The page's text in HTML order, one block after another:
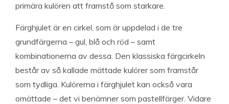
primära kulören att framstå som starkare.
Färghjulet är en cirkel, som är uppdelad i de tre
grundfärgerna – gul, blå och röd – samt
kombinationerna av dessa. Den klassiska färgcirkeln
består av så kallade mättade kulörer som framstår
som tydliga. Kulörerna i färghjulet kan också vara
omättade – det vi benämner som pastellfärger. Vidare